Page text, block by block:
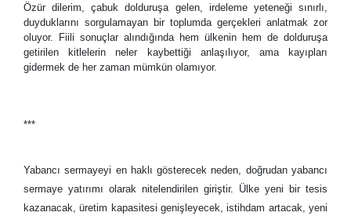
Özür dilerim, çabuk dolduruşa gelen, irdeleme yeteneği sınırlı,
duyduklarını sorgulamayan bir toplumda gerçekleri anlatmak zor
oluyor. Fiili sonuçlar alındığında hem ülkenin hem de dolduruşa
getirilen kitlelerin neler kaybettiği anlaşılıyor, ama kayıpları
gidermek de her zaman mümkün olamıyor.
***
Yabancı sermayeyi en haklı gösterecek neden, doğrudan yabancı
sermaye yatırımı olarak nitelendirilen giriştir. Ülke yeni bir tesis
kazanacak, üretim kapasitesi genişleyecek, istihdam artacak, yeni